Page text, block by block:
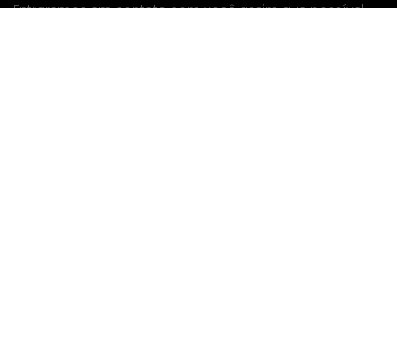
Entraremos em contato com você assim que possível.